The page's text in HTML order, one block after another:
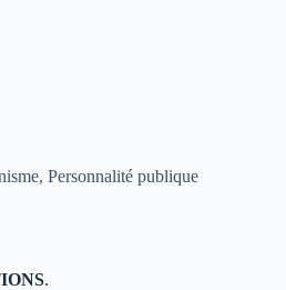
, Personnalité publique
.